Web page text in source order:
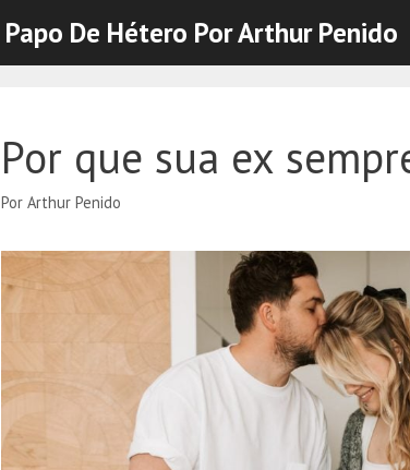
Papo De Hétero Por Arthur Penido
Por que sua ex
Por Arthur Penido